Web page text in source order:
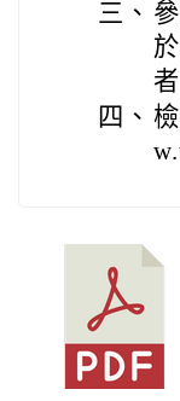
三、
四、